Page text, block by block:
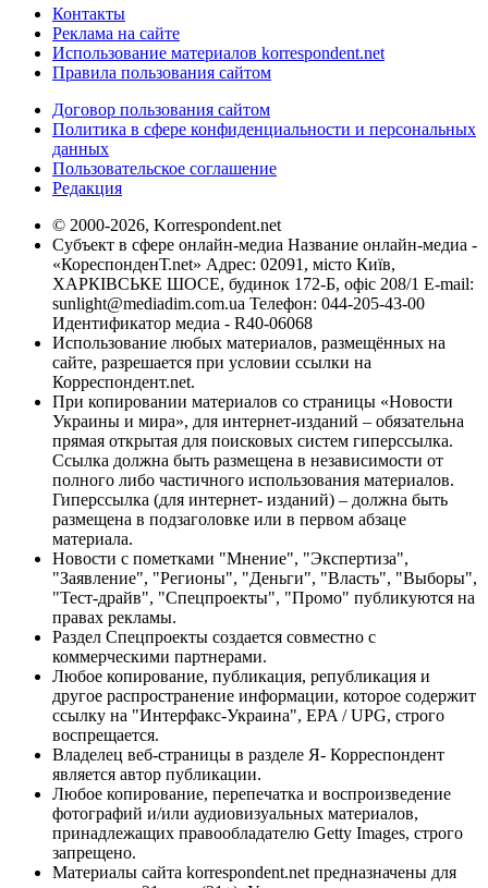
Контакты
Реклама на сайте
Использование материалов korrespondent.net
Правила пользования сайтом
Договор пользования сайтом
Политика в сфере конфиденциальности и персональных
данных
Пользовательское соглашение
Редакция
© 2000-2026, Korrespondent.net
Субъект в сфере онлайн-медиа Название онлайн-медиа -
«КореспонденТ.net» Адрес: 02091, місто Київ,
ХАРКІВСЬКЕ ШОСЕ, будинок 172-Б, офіс 208/1 E-mail:
sunlight@mediadim.com.ua Телефон: 044-205-43-00
Идентификатор медиа - R40-06068
Использование любых материалов, размещённых на
сайте, разрешается при условии ссылки на
Корреспондент.net.
При копировании материалов со страницы «Новости
Украины и мира», для интернет-изданий – обязательна
прямая открытая для поисковых систем гиперссылка.
Ссылка должна быть размещена в независимости от
полного либо частичного использования материалов.
Гиперссылка (для интернет- изданий) – должна быть
размещена в подзаголовке или в первом абзаце
материала.
Новости с пометками "Мнение", "Экспертиза",
"Заявление", "Регионы", "Деньги", "Власть", "Выборы",
"Тест-драйв", "Спецпроекты", "Промо" публикуются на
правах рекламы.
Раздел Спецпроекты создается совместно с
коммерческими партнерами.
Любое копирование, публикация, републикация и
другое распространение информации, которое содержит
ссылку на "Интерфакс-Украина", EPA / UPG, строго
воспрещается.
Владелец веб-страницы в разделе Я- Корреспондент
является автор публикации.
Любое копирование, перепечатка и воспроизведение
фотографий и/или аудиовизуальных материалов,
принадлежащих правообладателю Getty Images, строго
запрещено.
Материалы сайта korrespondent.net предназначены для